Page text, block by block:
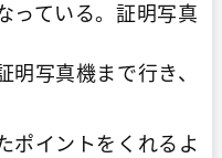
っている。証明写真
写真機まで行き、
ポイントをくれるよ